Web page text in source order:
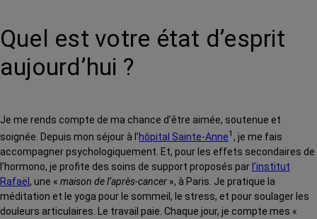
Quel est votre état d’esprit
aujourd’hui ?
Je me rends compte de ma chance d’être aimée, soutenue et
soignée. Depuis mon séjour à l’hôpital Sainte-Anne1 , je me fais
accompagner psychologiquement. Et, pour les effets secondaires de
l’hormono, je profite des soins de support proposés parl’institut
Rafaël, une « maison de l’après-cancer », à Paris. Je pratique la
méditation et le yoga pour le sommeil, le stress, et pour soulager les
douleurs articulaires. Le travail paie. Chaque jour, je compte mes «